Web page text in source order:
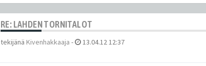
RE: LAHDEN TORNITALOT
tekijänä Kivenhakkaaja - 13.04.12 12:37